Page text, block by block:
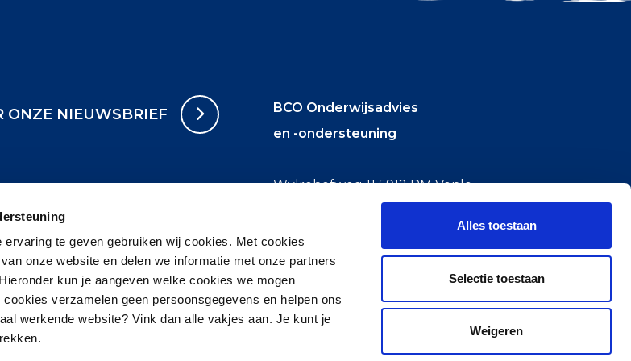
te geven gebruiken wij cookies. Met cookies
onze website en delen we informatie met onze partners
kun je aangeven welke cookies we mogen
verzamelen geen persoonsgegevens en helpen ons
werkende website? Vink dan alle vakjes aan. Je kunt je
Alles toestaan
Selectie toestaan
Weigeren
ONZE NIEUWSBRIEF
BCO Onderwijsadvies
en -ondersteuning
Wylrehofweg 11 5912 PM Venlo
Einfo@bco-onderwijsadvies.nl